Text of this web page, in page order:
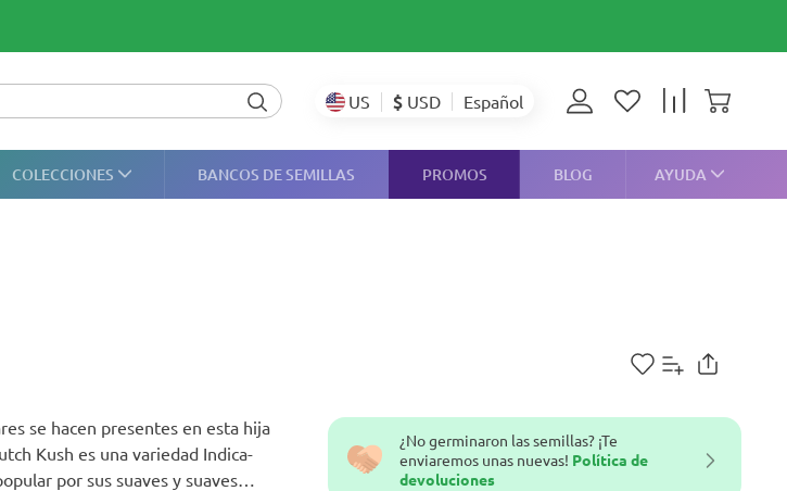
US $ USD Español
COLECCIONES BANCOS DE SEMILLAS PROMOS BLOG AYUDA
se hacen presentes en esta hija
Kush es una variedad Indica-
por sus suaves y suaves
¿No germinaron las semillas? ¡Te
enviaremos unas nuevas! Política de
devoluciones